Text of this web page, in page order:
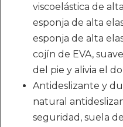
viscoelástica de
esponja de alta
esponja de alta
cojín de EVA,
del pie y alivia el
Antideslizante y
natural
seguridad, suela